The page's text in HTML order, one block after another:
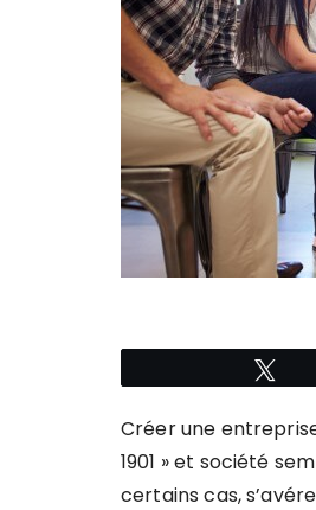
Créer une
1901 » et société
certains cas,